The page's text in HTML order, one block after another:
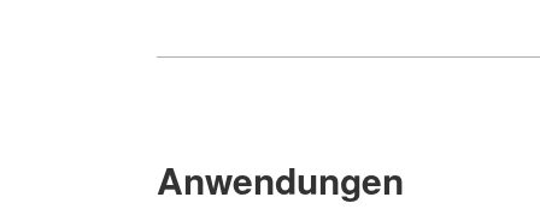
Anwendungen